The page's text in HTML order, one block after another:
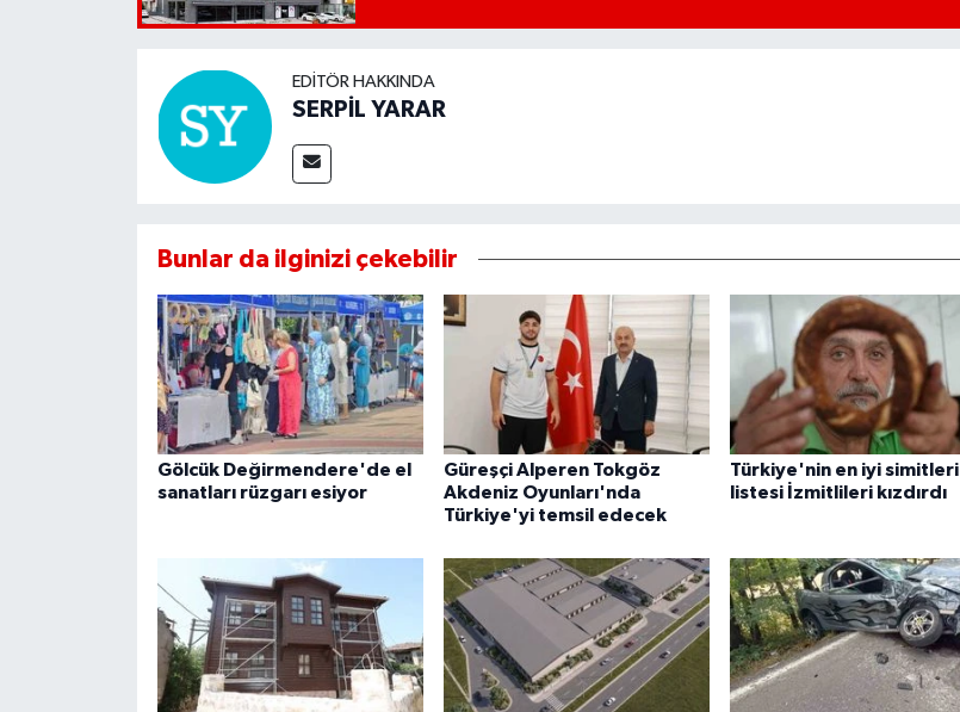
EDITÖR HAKKINDA
SERPİL YARAR
Bunlar da ilginizi çekebilir
Gölcük Değirmendere'de el
sanatları rüzgarı esiyor
Güreşçi Alperen Tokgöz
Akdeniz Oyunları'nda
Türkiye'yi temsil edecek
Türkiye'nin en iyi simitleri
listesi İzmitlileri kızdırdı